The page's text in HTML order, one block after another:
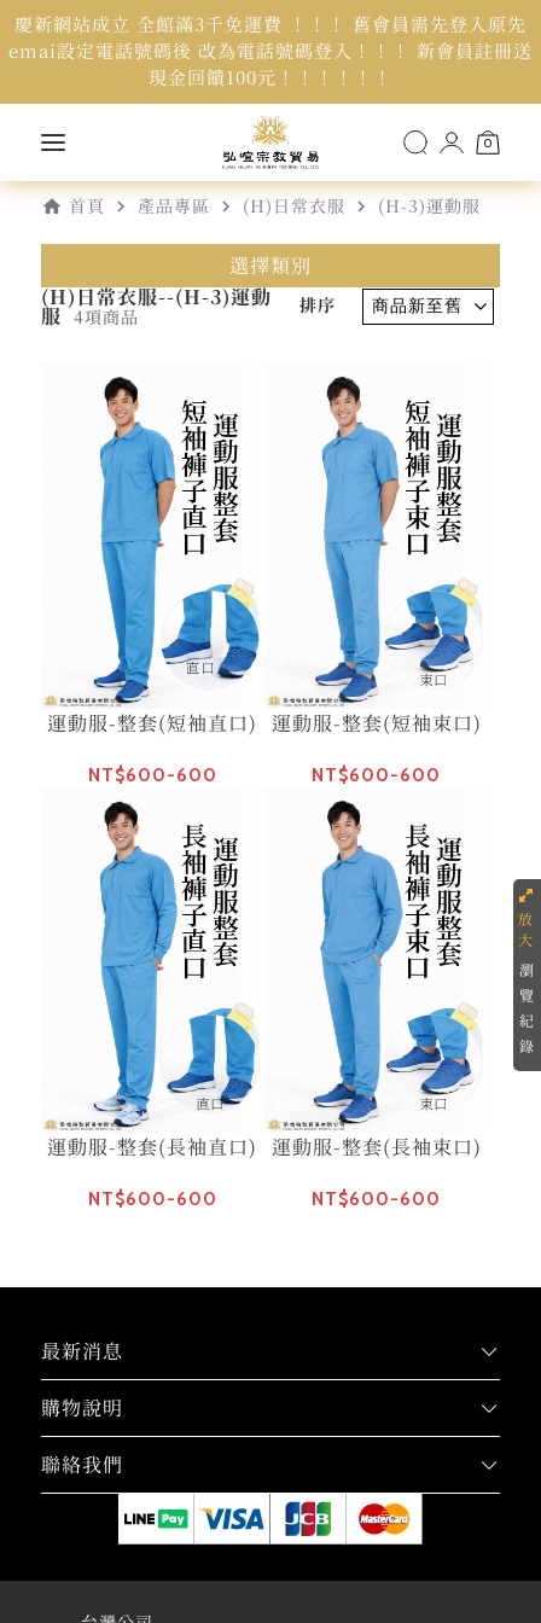
慶新網站成立 全館滿3千免運費 ！！！ 舊會員需先登入原先
emai設定電話號碼後 改為電話號碼登入！！！ 新會員註冊送
現金回饋100元！！！！！！
0
home 首頁 navigate_next 產品專區 navigate_next (H)日常衣服 navigate_next (H-3)運動服
選擇類別
(H)日常衣服--(H-3)運動
服
4項商品
排序
運動服-整套(短袖直口)
NT$600-600
運動服-整套(短袖束口)
NT$600-600
運動服-整套(長袖直口)
NT$600-600
運動服-整套(長袖束口)
NT$600-600
瀏
覽
紀
錄
最新消息
購物說明
聯絡我們